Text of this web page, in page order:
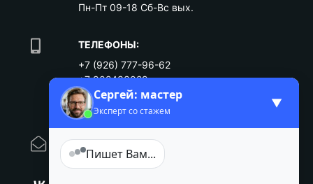
Пн-Пт 09-18 Сб-Вс вых.
ТЕЛЕФОНЫ:
+7 (926) 777-96-62
+7 902433029
ПОДЕЛИТЬСЯ:
E-MAIL:
orenburg@intertax.ru
Сергей: мастер
Эксперт со стажем ▼
Пишет Вам...